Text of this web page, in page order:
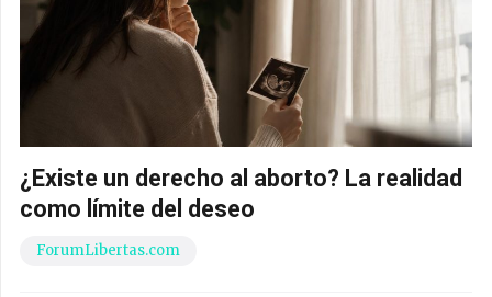
¿Existe un derecho al aborto? La realidad
como límite del deseo
ForumLibertas.com